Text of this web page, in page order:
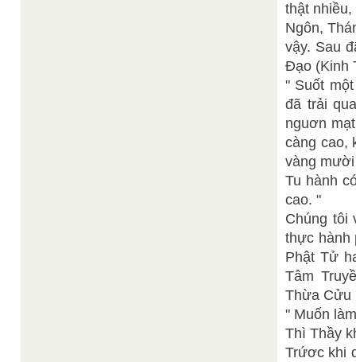
thật
Ngôn,
vậy. Sau
Đạo (Kinh
" Suốt
đã trải
nguơn
càng cao,
vàng
Tu hành
cao. "
Chúng tôi
thực hành
Phật Tử
Tâm
Thừa Cửu
" Muốn
Thì Thầy
Trứơc khi